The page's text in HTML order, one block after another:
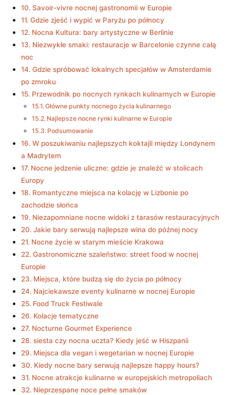
Savoir-vivre nocnej gastronomii w Europie
Gdzie zjeść i wypić w Paryżu po północy
Nocna Kultura: bary artystyczne w Berlinie
Niezwykłe smaki: restauracje w Barcelonie czynne całą
noc
Gdzie spróbować lokalnych specjałów w Amsterdamie
po zmroku
Przewodnik po nocnych rynkach kulinarnych w Europie
Główne punkty nocnego życia kulinarnego
Najlepsze nocne rynki kulinarne w Europie
Podsumowanie
W poszukiwaniu najlepszych koktajli między Londynem
a Madrytem
Nocne jedzenie uliczne: gdzie je znaleźć w stolicach
Europy
Romantyczne miejsca na kolację w Lizbonie po
zachodzie słońca
Niezapomniane nocne widoki z tarasów restauracyjnych
Jakie bary serwują najlepsze wina do późnej nocy
Nocne życie w starym mieście Krakowa
Gastronomiczne szaleństwo: street food w nocnej
Europie
Miejsca, które budzą się do życia po północy
Najciekawsze eventy kulinarne w nocnej Europie
Food Truck Festiwale
Kolacje tematyczne
Nocturne Gourmet Experience
siesta czy nocna uczta? Kiedy jeść w Hiszpanii
Miejsca dla vegan i wegetarian w nocnej Europie
Kiedy nocne bary serwują najlepsze happy hours?
Nocne atrakcje kulinarne w europejskich metropoliach
Nieprzespane noce pełne smaków